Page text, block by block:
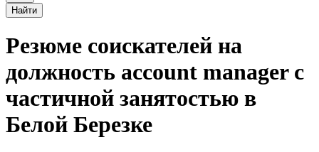
Найти
Резюме соискателей на
должность account manager с
частичной занятостью в
Белой Березке